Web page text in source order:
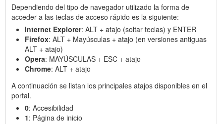
Dependiendo del tipo de navegador utilizado la forma de
acceder a las teclas de acceso rápido es la siguiente:
Internet Explorer: ALT + atajo (soltar teclas) y ENTER
Firefox: ALT + Mayúsculas + atajo (en versiones antiguas
ALT + atajo)
Opera: MAYÚSCULAS + ESC + atajo
Chrome: ALT + atajo
A continuación se listan los principales atajos disponibles en el
portal.
0: Accesibilidad
1: Página de inicio